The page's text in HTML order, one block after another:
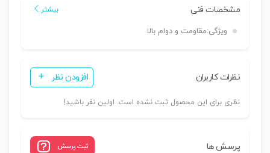
مشخصات فنی بیشتر
ویژگی:مقاومت و دوام بالا
نظرات کاربران افزودن نظر
نظری برای این محصول ثبت نشده است. اولین نفر باشید!
پرسش ها ثبت پرسش